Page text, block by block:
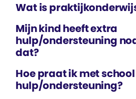
Wat is
Mijn kind heeft extra
hulp/ondersteuning
dat?
Hoe praat ik met
hulp/ondersteuning?